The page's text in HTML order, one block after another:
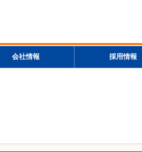
会社情報 採用情報